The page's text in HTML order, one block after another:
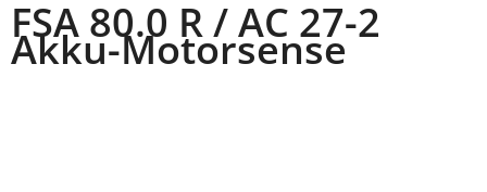
FSA 80.0 R / AC 27-2
Akku-Motorsense